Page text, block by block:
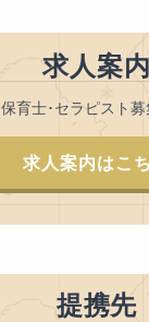
求人案内
保育士･セラピスト募
求人案内はこ
提携先